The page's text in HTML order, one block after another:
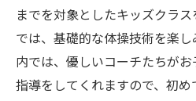
までを対象としたキッズクラ
では、基礎的な体操技術を楽
内では、優しいコーチたちが
指導をしてくれますので、初